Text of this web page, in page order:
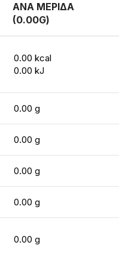
ΑΝΑ ΜΕΡΙΔΑ
(0.00G)
0.00 kcal
0.00 kJ
0.00 g
0.00 g
0.00 g
0.00 g
0.00 g